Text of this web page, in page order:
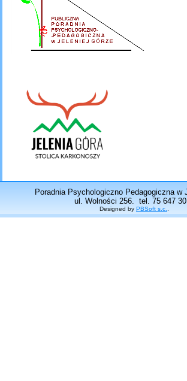
Poradnia Psychologiczno Pedagogiczna w
ul. Wolności 256. tel. 75 647 30
Designed by PBSoft s.c.